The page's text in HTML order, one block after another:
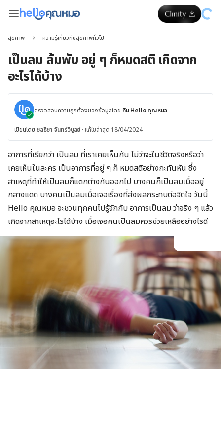
สุขภาพ ความรู้เกี่ยวกับสุขภาพทั่วไป
เป็นลม ล้มพับ อยู่ ๆ ก็หมดสติ เกิดจาก
อะไรได้บ้าง
ตรวจสอบความถูกต้องของข้อมูลโดย ทีม Hello คุณหมอ
เขียนโดย ชลธิชา จันทร์วิบูลย์ · แก้ไขล่าสุด 18/04/2024
อาการที่เรียกว่า เป็นลม ที่เราเคยเห็นกัน ไม่ว่าจะในชีวิตจริงหรือว่า
เคยเห็นในละคร เป็นอาการที่อยู่ ๆ ก็ หมดสติอย่างกะทันหัน ซึ่ง
สาเหตุที่ทำให้เป็นลมก็แตกต่างกันออกไป บางคนก็เป็นลมเมื่ออยู่
กลางแดด บางคนเป็นลมเมื่อเจอเรื่องที่ส่งผลกระทบต่อจิตใจ วันนี้
Hello คุณหมอ จะชวนทุกคนไปรู้จักกับ อาการเป็นลม ว่าจริง ๆ แล้ว
เกิดจากสาเหตุอะไรได้บ้าง เมื่อเจอคนเป็นลมควรช่วยเหลืออย่างไรดี